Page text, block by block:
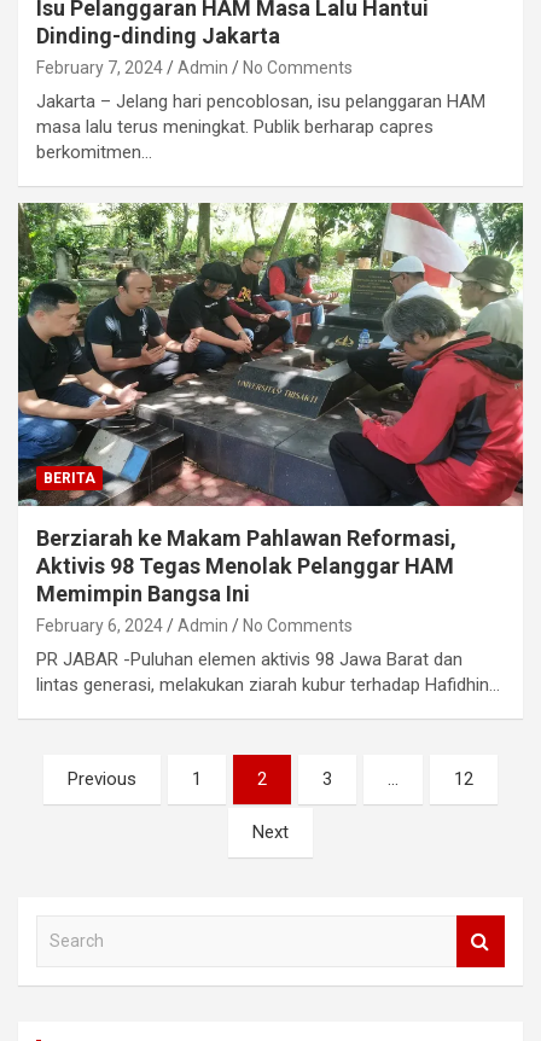
Isu Pelanggaran HAM Masa Lalu Hantui
Dinding-dinding Jakarta
February 7, 2024 Admin No Comments
Jakarta – Jelang hari pencoblosan, isu pelanggaran HAM
masa lalu terus meningkat. Publik berharap capres
berkomitmen…
BERITA
Berziarah ke Makam Pahlawan Reformasi,
Aktivis 98 Tegas Menolak Pelanggar HAM
Memimpin Bangsa Ini
February 6, 2024 Admin No Comments
PR JABAR -Puluhan elemen aktivis 98 Jawa Barat dan
lintas generasi, melakukan ziarah kubur terhadap Hafidhin…
Posts
navigation
Previous 1 2 3 … 12
Next